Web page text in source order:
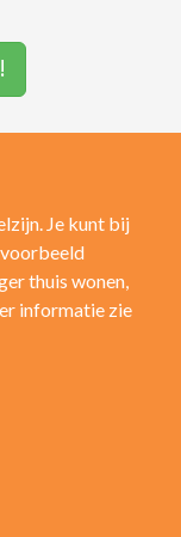
Je kunt bij
thuis wonen,
informatie zie